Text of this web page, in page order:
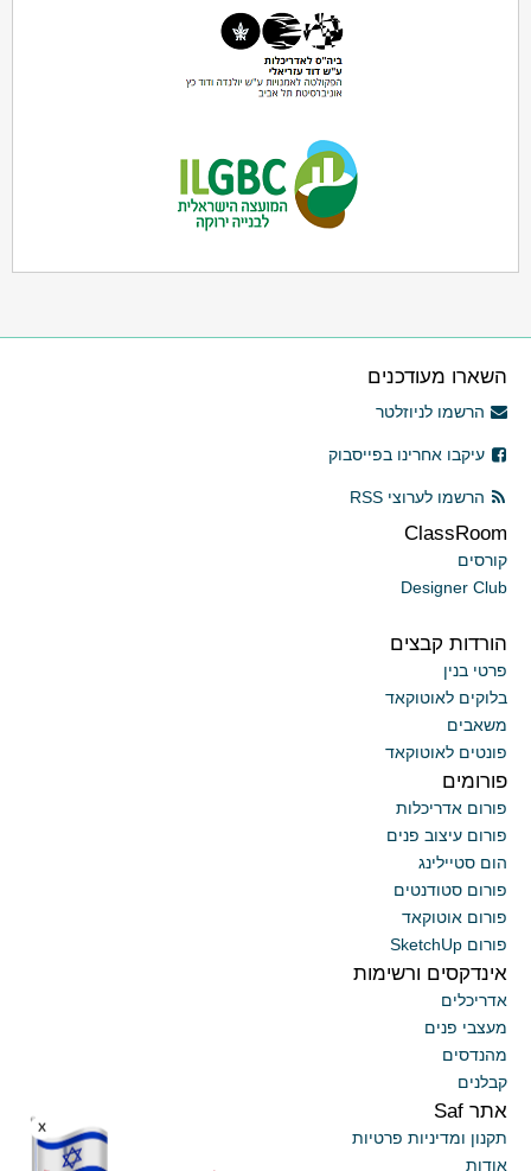
השארו מעודכנים
הרשמו לניוזלטר
עיקבו אחרינו בפייסבוק
הרשמו לערוצי RSS
ClassRoom
קורסים
Designer Club
הורדות קבצים
פרטי בנין
בלוקים לאוטוקאד
משאבים
פונטים לאוטוקאד
פורומים
פורום אדריכלות
פורום עיצוב פנים
הום סטיילינג
פורום סטודנטים
פורום אוטוקאד
פורום SketchUp
אינדקסים ורשימות
אדריכלים
מעצבי פנים
מהנדסים
קבלנים
אתר Saf
תקנון ומדיניות פרטיות
אודות
x